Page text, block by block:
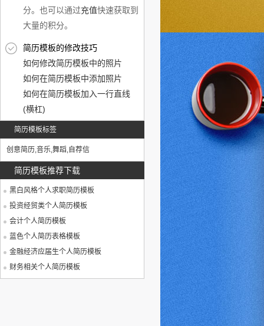
分。也可以通过充值快速获取到
大量的积分。
简历模板的修改技巧
如何修改简历模板中的照片
如何在简历模板中添加照片
如何在简历模板加入一行直线
(横杠)
简历模板标签
创意简历,音乐,舞蹈,自荐信
简历模板推荐下载
黑白风格个人求职简历模板
投资经贸类个人简历模板
会计个人简历模板
蓝色个人简历表格模板
金融经济应届生个人简历模板
财务相关个人简历模板